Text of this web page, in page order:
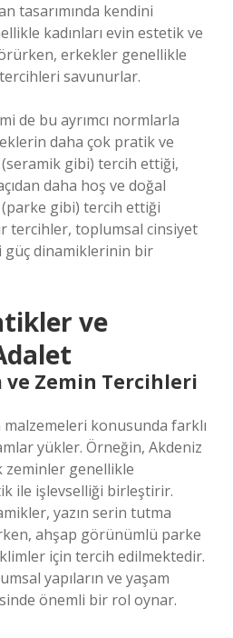
tasarımında kendini
kadınları evin estetik ve
erkekler genellikle
savunurlar.
de bu ayrımcı normlarla
daha çok pratik ve
(seramik gibi) tercih ettiği,
daha hoş ve doğal
gibi) tercih ettiği
tercihler, toplumsal cinsiyet
güç dinamiklerinin bir
ve
Zemin Tercihleri
konusunda farklı
yükler. Örneğin, Akdeniz
genellikle
ile işlevselliği birleştirir.
yazın serin tutma
ahşap görünümlü parke
için tercih edilmektedir.
yapıların ve yaşam
önemli bir rol oynar.